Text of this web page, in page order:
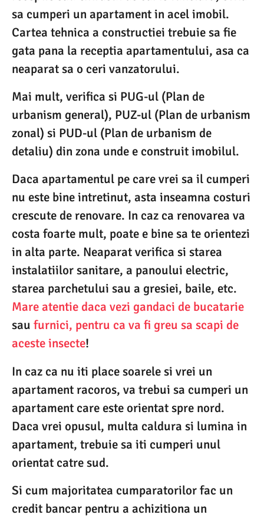
sa cumperi un apartament in acel imobil.
Cartea tehnica a constructiei trebuie sa fie
gata pana la receptia apartamentului, asa ca
neaparat sa o ceri vanzatorului.
Mai mult, verifica si PUG-ul (Plan de
urbanism general), PUZ-ul (Plan de urbanism
zonal) si PUD-ul (Plan de urbanism de
detaliu) din zona unde e construit imobilul.
Daca apartamentul pe care vrei sa il cumperi
nu este bine intretinut, asta inseamna costuri
crescute de renovare. In caz ca renovarea va
costa foarte mult, poate e bine sa te orientezi
in alta parte. Neaparat verifica si starea
instalatiilor sanitare, a panoului electric,
starea parchetului sau a gresiei, baile, etc.
Mare atentie daca vezi gandaci de bucatarie
sau furnici, pentru ca va fi greu sa scapi de
aceste insecte!
In caz ca nu iti place soarele si vrei un
apartament racoros, va trebui sa cumperi un
apartament care este orientat spre nord.
Daca vrei opusul, multa caldura si lumina in
apartament, trebuie sa iti cumperi unul
orientat catre sud.
Si cum majoritatea cumparatorilor fac un
credit bancar pentru a achizitiona un